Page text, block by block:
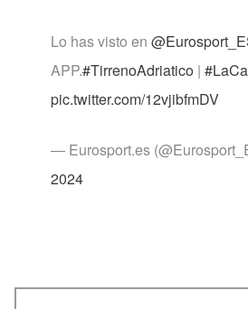
Lo has visto en
APP.#TirrenoAdriatico |
pic.twitter.com/12vjibfmDV
— Eurosport.es
2024